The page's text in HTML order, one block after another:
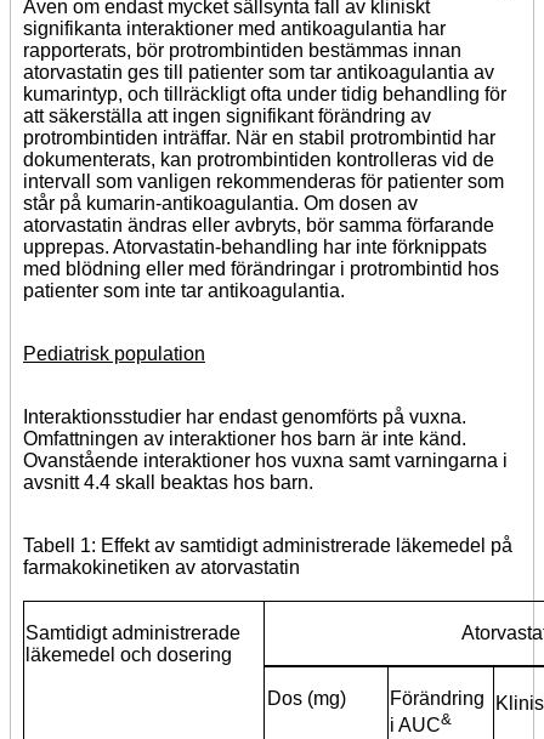
Även om endast mycket sällsynta fall av kliniskt
signifikanta interaktioner med antikoagulantia har
rapporterats, bör protrombintiden bestämmas innan
atorvastatin ges till patienter som tar antikoagulantia av
kumarintyp, och tillräckligt ofta under tidig behandling för
att säkerställa att ingen signifikant förändring av
protrombintiden inträffar. När en stabil protrombintid har
dokumenterats, kan protrombintiden kontrolleras vid de
intervall som vanligen rekommenderas för patienter som
står på kumarin-antikoagulantia. Om dosen av
atorvastatin ändras eller avbryts, bör samma förfarande
upprepas. Atorvastatin-behandling har inte förknippats
med blödning eller med förändringar i protrombintid hos
patienter som inte tar antikoagulantia.
Pediatrisk population
Interaktionsstudier har endast genomförts på vuxna.
Omfattningen av interaktioner hos barn är inte känd.
Ovanstående interaktioner hos vuxna samt varningarna i
avsnitt 4.4 skall beaktas hos barn.
Tabell 1: Effekt av samtidigt administrerade läkemedel på
farmakokinetiken av atorvastatin
Samtidigt administrerade
läkemedel och dosering
Dos (mg)
Förändring
i AUC&